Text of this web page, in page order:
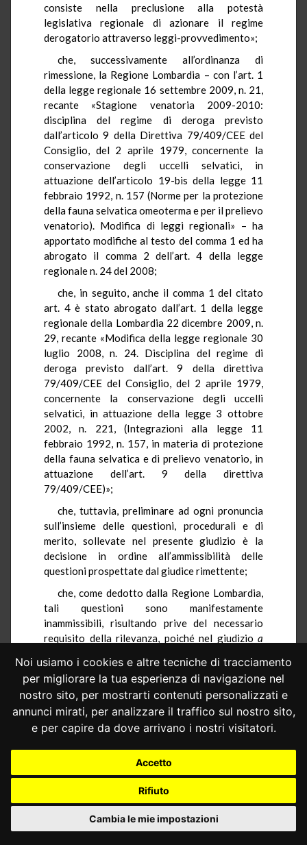
Noi usiamo i cookies e altre tecniche di tracciamento
per migliorare la tua esperienza di navigazione nel
nostro sito, per mostrarti contenuti personalizzati e
annunci mirati, per analizzare il traffico sul nostro sito,
e per capire da dove arrivano i nostri visitatori.
Accetto
Rifiuto
Cambia le mie impostazioni
consiste nella preclusione alla potestà
legislativa regionale di azionare il regime
derogatorio attraverso leggi-provvedimento»;
che, successivamente all’ordinanza di
rimessione, la Regione Lombardia – con l’art. 1
della legge regionale 16 settembre 2009, n. 21,
recante «Stagione venatoria 2009-2010:
disciplina del regime di deroga previsto
dall’articolo 9 della Direttiva 79/409/CEE del
Consiglio, del 2 aprile 1979, concernente la
conservazione degli uccelli selvatici, in
attuazione dell’articolo 19-bis della legge 11
febbraio 1992, n. 157 (Norme per la protezione
della fauna selvatica omeoterma e per il prelievo
venatorio). Modifica di leggi regionali» – ha
apportato modifiche al testo del comma 1 ed ha
abrogato il comma 2 dell’art. 4 della legge
regionale n. 24 del 2008;
che, in seguito, anche il comma 1 del citato
art. 4 è stato abrogato dall’art. 1 della legge
regionale della Lombardia 22 dicembre 2009, n.
29, recante «Modifica della legge regionale 30
luglio 2008, n. 24. Disciplina del regime di
deroga previsto dall’art. 9 della direttiva
79/409/CEE del Consiglio, del 2 aprile 1979,
concernente la conservazione degli uccelli
selvatici, in attuazione della legge 3 ottobre
2002, n. 221, (Integrazioni alla legge 11
febbraio 1992, n. 157, in materia di protezione
della fauna selvatica e di prelievo venatorio, in
attuazione dell’art. 9 della direttiva
79/409/CEE)»;
che, tuttavia, preliminare ad ogni pronuncia
sull’insieme delle questioni, procedurali e di
merito, sollevate nel presente giudizio è la
decisione in ordine all’ammissibilità delle
questioni prospettate dal giudice rimettente;
che, come dedotto dalla Regione Lombardia,
tali questioni sono manifestamente
inammissibili, risultando prive del necessario
requisito della rilevanza, poiché nel giudizio a
applicazione della normativa sospettata di
incostituzionalità;
che, infatti, oggetto del giudizio principale è,
secondo quanto riferisce lo stesso rimettente,
«l’annullamento della nota in data 4 aprile 2008,
con cui la Conferenza permanente per i rapporti
tra lo Stato, le Regioni e le Province autonome
di Trento e Bolzano […] avrebbe fatto propria la
ripartizione tra le regioni interessate,
delle Province autonome, della “piccola